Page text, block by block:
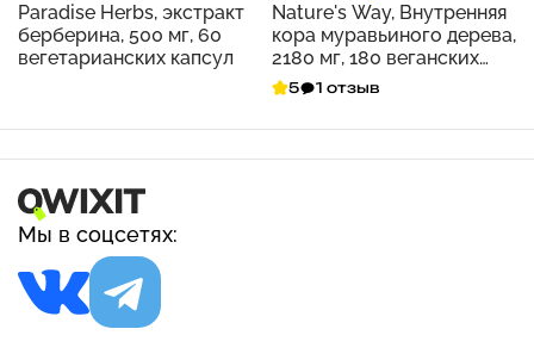
Paradise Herbs, экстракт
берберина, 500 мг, 60
вегетарианских капсул
Nature's Way, Внутренняя
кора муравьиного дерева,
2180 мг, 180 веганских
капсул (545 мг на капсулу)
5 1 отзыв
Мы в соцсетях: